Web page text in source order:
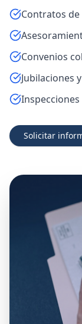
Contratos
Convenios
Jubilaciones
Solicitar